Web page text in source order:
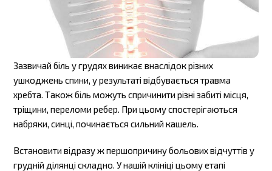
Зазвичай біль у грудях виникає внаслідок різних
ушкоджень спини, у результаті відбувається травма
хребта. Також біль можуть спричинити різні забиті місця,
тріщини, переломи ребер. При цьому спостерігаються
набряки, синці, починається сильний кашель.
Встановити відразу ж першопричину больових відчуттів у
грудній ділянці складно. У нашій клініці цьому етапі